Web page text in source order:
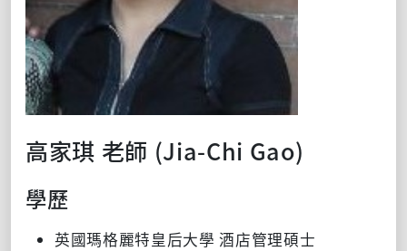
高家琪 老師 (Jia-Chi Gao)
學歷
英國瑪格麗特皇后大學 酒店管理碩士